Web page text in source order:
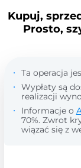
Kupuj,
Prosto,
Ta operacja
Wypłaty są
realizacji
Informacje o
70%. Zwrot
wiązać się z